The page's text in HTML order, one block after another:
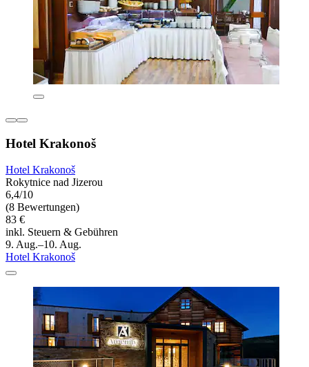
Hotel Krakonoš
Hotel Krakonoš
Rokytnice nad Jizerou
6,4/10
(8 Bewertungen)
83 €
inkl. Steuern & Gebühren
9. Aug.–10. Aug.
Hotel Krakonoš